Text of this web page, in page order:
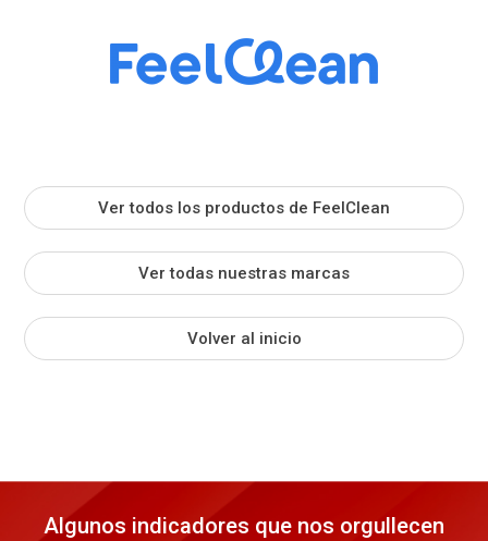
Ver todos los productos de FeelClean
Ver todas nuestras marcas
Volver al inicio
Algunos indicadores que nos orgullecen